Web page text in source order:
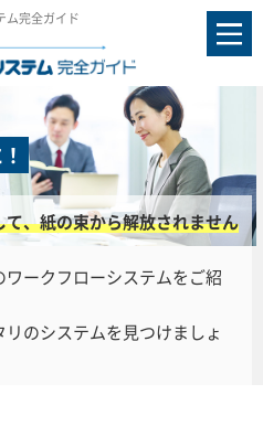
ム完全ガイド
、紙の束から解放されません
ークフローシステムをご紹
のシステムを見つけましょ